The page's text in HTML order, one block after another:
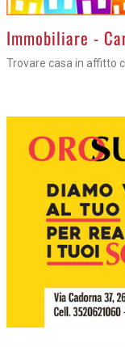
>Immobiliare -
Trovare casa in affitto